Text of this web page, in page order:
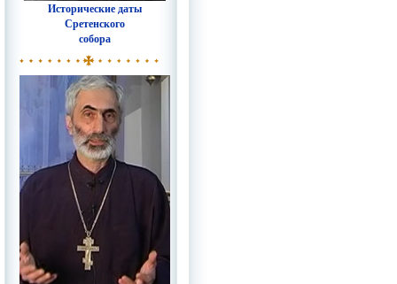
Исторические даты
Сретенского
собора